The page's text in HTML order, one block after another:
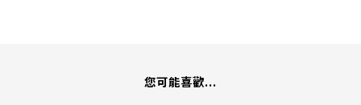
您可能喜歡...